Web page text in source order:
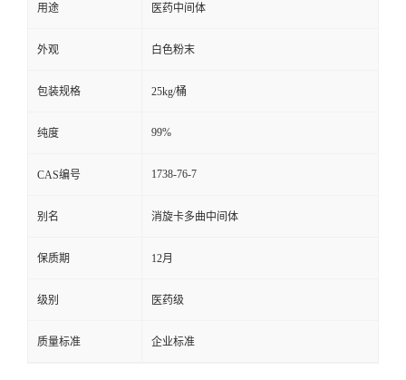
用途 医药中间体
外观 白色粉末
包装规格 25kg/桶
纯度 99%
CAS编号 1738-76-7
别名 消旋卡多曲中间体
保质期 12月
级别 医药级
质量标准 企业标准